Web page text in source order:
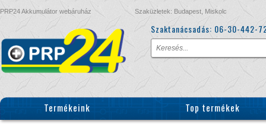
PRP24 Akkumulátor webáruház Szaküzletek: Budapest, Miskolc
Szaktanácsadás: 06-30-442-
Termékeink Top termékek